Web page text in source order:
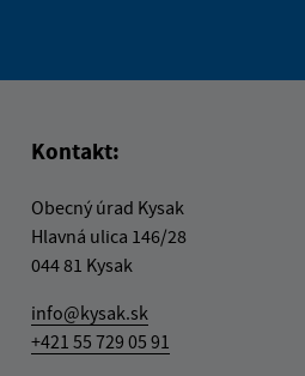
Kontakt:
Obecný úrad Kysak
Hlavná ulica 146/28
044 81 Kysak
info@kysak.sk
+421 55 729 05 91